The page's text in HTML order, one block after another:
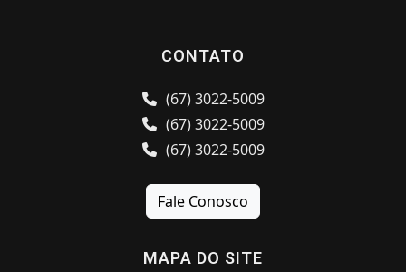
CONTATO
(67) 3022-5009
(67) 3022-5009
(67) 3022-5009
Fale Conosco
MAPA DO SITE